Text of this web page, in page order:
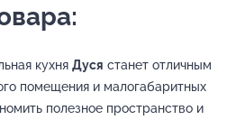
кухня Дуся станет отличным
помещения и малогабаритных
полезное пространство и